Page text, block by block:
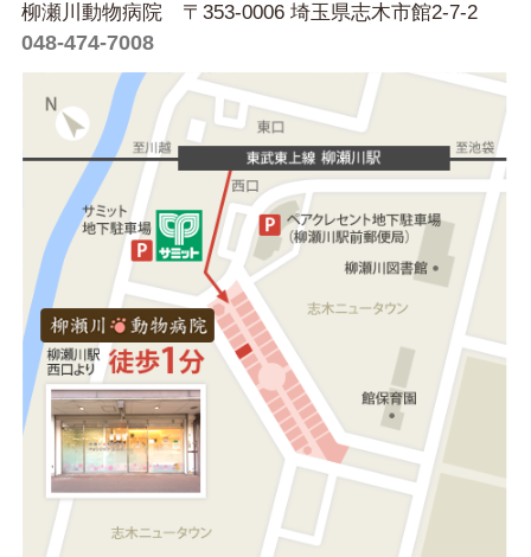
柳瀬川動物病院 〒353-0006 埼玉県志木市館2-7-2
048-474-7008